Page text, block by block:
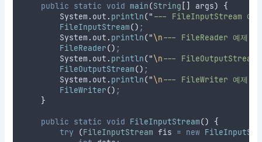
public static void main(String [] args)
{
System . out . println(" --- FileInputStream 예
FileInputStream() ;
System . out . println("\n--- FileReader 예제
FileReader() ;
System . out . println("\n--- FileOutputStream
FileOutputStream() ;
System . out . println("\n--- FileWriter 예제
FileWriter() ;
}
public static void FileInputStream()
{
try
(FileInputStream fis = new